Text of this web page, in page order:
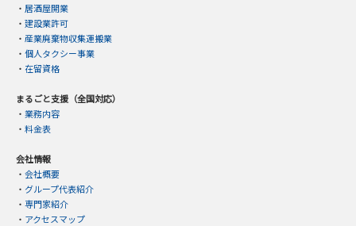
・ 居酒屋開業
・ 建設業許可
・ 産業廃棄物収集運搬業
・ 個人タクシー事業
・ 在留資格
まるごと支援（全国対応）
・ 業務内容
・ 料金表
会社情報
・ 会社概要
・ グループ代表紹介
・ 専門家紹介
・ アクセスマップ